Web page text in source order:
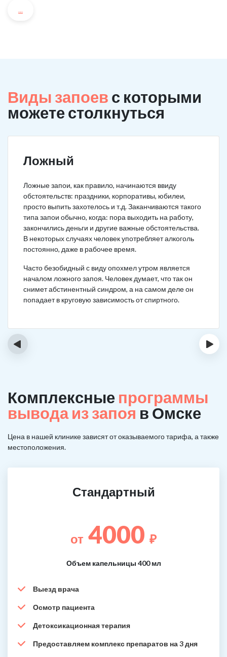
...
Виды запоев с которыми
можете столкнуться
Ложный
Ложные запои, как правило, начинаются ввиду
обстоятельств: праздники, корпоративы, юбилеи,
просто выпить захотелось и т.д. Заканчиваются такого
типа запои обычно, когда: пора выходить на работу,
закончились деньги и другие важные обстоятельства.
В некоторых случаях человек употребляет алкоголь
постоянно, даже в рабочее время.
Часто безобидный с виду опохмел утром является
началом ложного запоя. Человек думает, что так он
снимет абстинентный синдром, а на самом деле он
попадает в круговую зависимость от спиртного.
‹ ›
Комплексные программы
вывода из запоя в Омске
Цена в нашей клинике зависят от оказываемого тарифа, а также
местоположения.
Стандартный
от 4000 ₽
Объем капельницы 400 мл
Выезд врача
Осмотр пациента
Детоксикационная терапия
Предоставляем комплекс препаратов на 3 дня